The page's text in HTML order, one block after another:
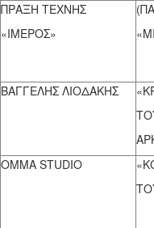
ΠΡΑΞΗ ΤΕΧΝΗΣ
«IΜΕΡΟΣ»
ΒΑΓΓΕΛΗΣ ΛΙΟΔΑΚΗΣ
OMMA STUDIO